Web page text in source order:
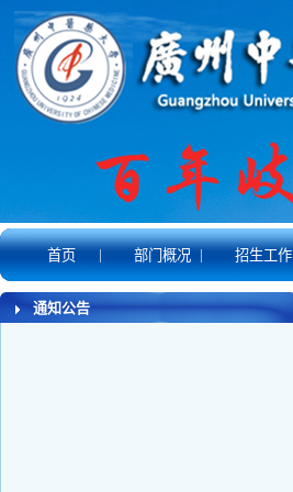
首页 | 部门概况 | 招生工作
通知公告